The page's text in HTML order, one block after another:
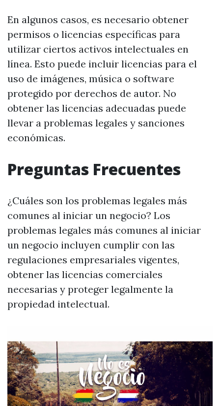
En algunos casos, es necesario obtener
permisos o licencias específicas para
utilizar ciertos activos intelectuales en
línea. Esto puede incluir licencias para el
uso de imágenes, música o software
protegido por derechos de autor. No
obtener las licencias adecuadas puede
llevar a problemas legales y sanciones
económicas.
Preguntas Frecuentes
¿Cuáles son los problemas legales más
comunes al iniciar un negocio? Los
problemas legales más comunes al iniciar
un negocio incluyen cumplir con las
regulaciones empresariales vigentes,
obtener las licencias comerciales
necesarias y proteger legalmente la
propiedad intelectual.